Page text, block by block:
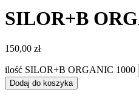
SILOR+B
150,00 zł
ilość SILOR+B ORGANIC 1000
Dodaj do koszyka